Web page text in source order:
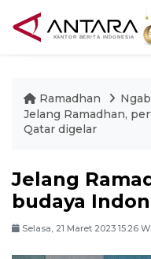
Ramadhan
Jelang Ramadhan,
Qatar digelar
Jelang
budaya
Selasa, 21 Maret 2023 15:26